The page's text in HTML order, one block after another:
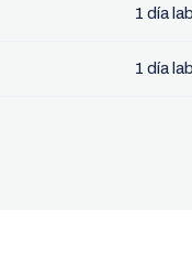
1 día
1 día